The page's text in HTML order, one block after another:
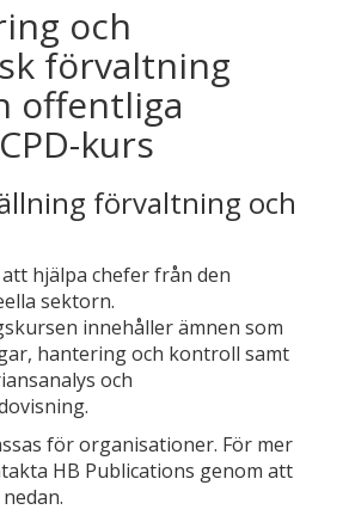
och
förvaltning
offentliga
kurs
förvaltning och
hjälpa chefer från den
sektorn.
innehåller ämnen som
hantering och kontroll samt
och
för organisationer. För mer
HB Publications genom att